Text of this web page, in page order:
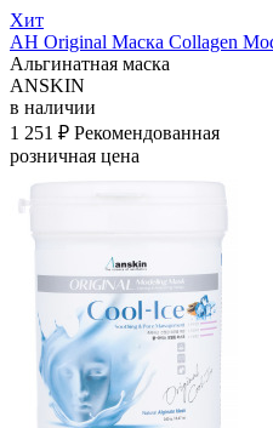
Хит
АН Original Маска Collagen
Альгинатная маска
ANSKIN
в наличии
1 251 ₽ Рекомендованная
розничная цена